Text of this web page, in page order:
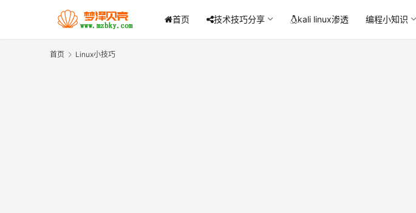
首页 技术技巧分享 kali linux渗透 编程小知识
首页 Linux小技巧